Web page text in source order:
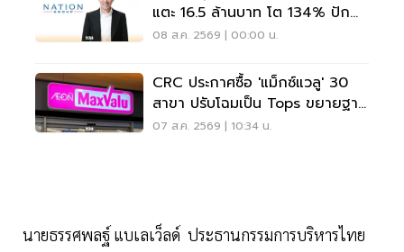
แตะ 16.5 ล้านบาท โต 134% ปัก
หมุดสู่ ‘มีเดียเทค’
08 ส.ค. 2569 | 00:00 น.
CRC ประกาศซื้อ 'แม็กซ์แวลู' 30
สาขา ปรับโฉมเป็น Tops ขยายฐาน
ลูกค้าเพิ่ม 9 แสนราย
07 ส.ค. 2569 | 10:34 น.
นายธรรศพลฐ์ แบเลเว็ลด์ ประธานกรรมการบริหารไทย